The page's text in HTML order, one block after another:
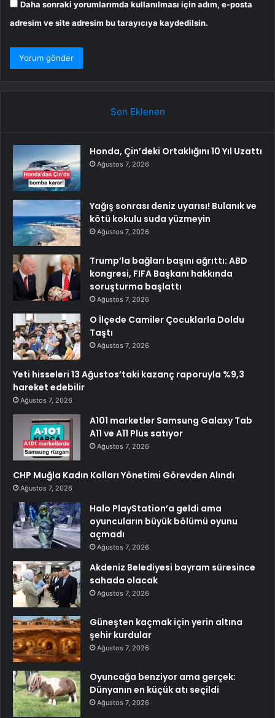
Daha sonraki yorumlarımda kullanılması için adım, e-posta
adresim ve site adresim bu tarayıcıya kaydedilsin.
Son Eklenen
Honda, Çin’deki Ortaklığını 10 Yıl Uzattı
Ağustos 7, 2026
Yağış sonrası deniz uyarısı! Bulanık ve
kötü kokulu suda yüzmeyin
Ağustos 7, 2026
Trump’la bağları başını ağrıttı: ABD
kongresi, FIFA Başkanı hakkında
soruşturma başlattı
Ağustos 7, 2026
O İlçede Camiler Çocuklarla Doldu
Taştı
Ağustos 7, 2026
Yeti hisseleri 13 Ağustos’taki kazanç raporuyla %9,3
hareket edebilir
Ağustos 7, 2026
A101 marketler Samsung Galaxy Tab
A11 ve A11 Plus satıyor
Ağustos 7, 2026
CHP Muğla Kadın Kolları Yönetimi Görevden Alındı
Ağustos 7, 2026
Halo PlayStation’a geldi ama
oyuncuların büyük bölümü oyunu
açmadı
Ağustos 7, 2026
Akdeniz Belediyesi bayram süresince
sahada olacak
Ağustos 7, 2026
Güneşten kaçmak için yerin altına
şehir kurdular
Ağustos 7, 2026
Oyuncağa benziyor ama gerçek:
Dünyanın en küçük atı seçildi
Ağustos 7, 2026